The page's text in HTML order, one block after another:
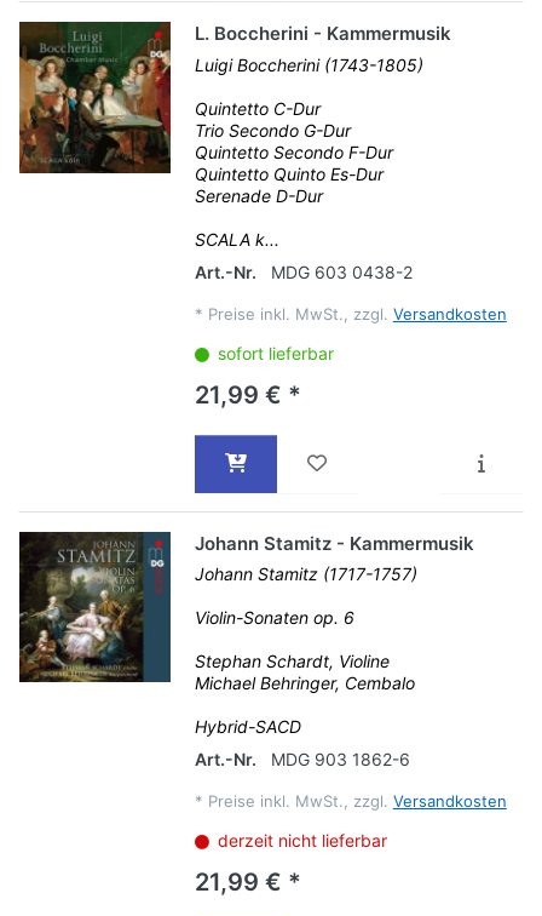
L. Boccherini - Kammermusik
Luigi Boccherini (1743-1805)
Quintetto C-Dur
Trio Secondo G-Dur
Quintetto Secondo F-Dur
Quintetto Quinto Es-Dur
Serenade D-Dur
SCALA k...
Art.-Nr.
MDG 603 0438-2
* Preise inkl. MwSt., zzgl. Versandkosten
sofort lieferbar
21,99 € *
Johann Stamitz - Kammermusik
Johann Stamitz (1717-1757)
Violin-Sonaten op. 6
Stephan Schardt, Violine
Michael Behringer, Cembalo
Hybrid-SACD
Art.-Nr.
MDG 903 1862-6
* Preise inkl. MwSt., zzgl. Versandkosten
derzeit nicht lieferbar
21,99 € *